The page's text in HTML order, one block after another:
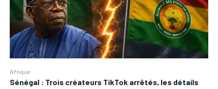
Afrique
Sénégal : Trois créateurs TikTok arrêtés, les détails